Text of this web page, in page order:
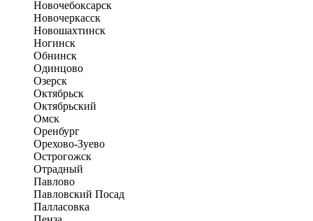
Новочебоксарск
Новочеркасск
Новошахтинск
Ногинск
Обнинск
Одинцово
Озерск
Октябрьск
Октябрьский
Омск
Оренбург
Орехово-Зуево
Острогожск
Отрадный
Павлово
Павловский Посад
Палласовка